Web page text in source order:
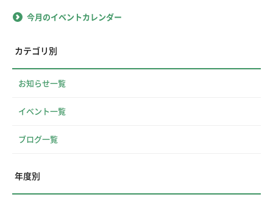
今月のイベントカレンダー
カテゴリ別
お知らせ一覧
イベント一覧
ブログ一覧
年度別